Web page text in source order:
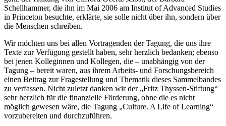
Schellhammer, die ihn im Mai 2006 am Institut of Advanced Studies
in Princeton besuchte, erklärte, sie solle nicht über ihn, sondern über
die Menschen schreiben.
Wir möchten uns bei allen Vortragenden der Tagung, die uns ihre
Texte zur Verfügung gestellt haben, sehr herzlich bedanken; ebenso
bei jenen Kolleginnen und Kollegen, die – unabhängig von der
Tagung – bereit waren, aus ihrem Arbeits- und Forschungsbereich
einen Beitrag zur Fragestellung und Thematik dieses Sammelbandes
zu verfassen. Nicht zuletzt danken wir der „Fritz Thyssen-Stiftung“
sehr herzlich für die finanzielle Förderung, ohne die es nicht
möglich gewesen wäre, die Tagung „Culture. A Life of Learning“
vorzubereiten und durchzuführen.